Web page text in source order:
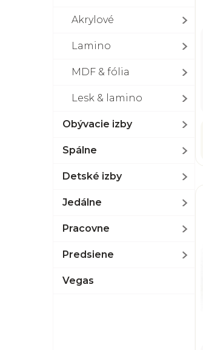
Akrylové
Lamino
MDF & fólia
Lesk & lamino
Obývacie izby
Spálne
Detské izby
Jedálne
Pracovne
Predsiene
Vegas